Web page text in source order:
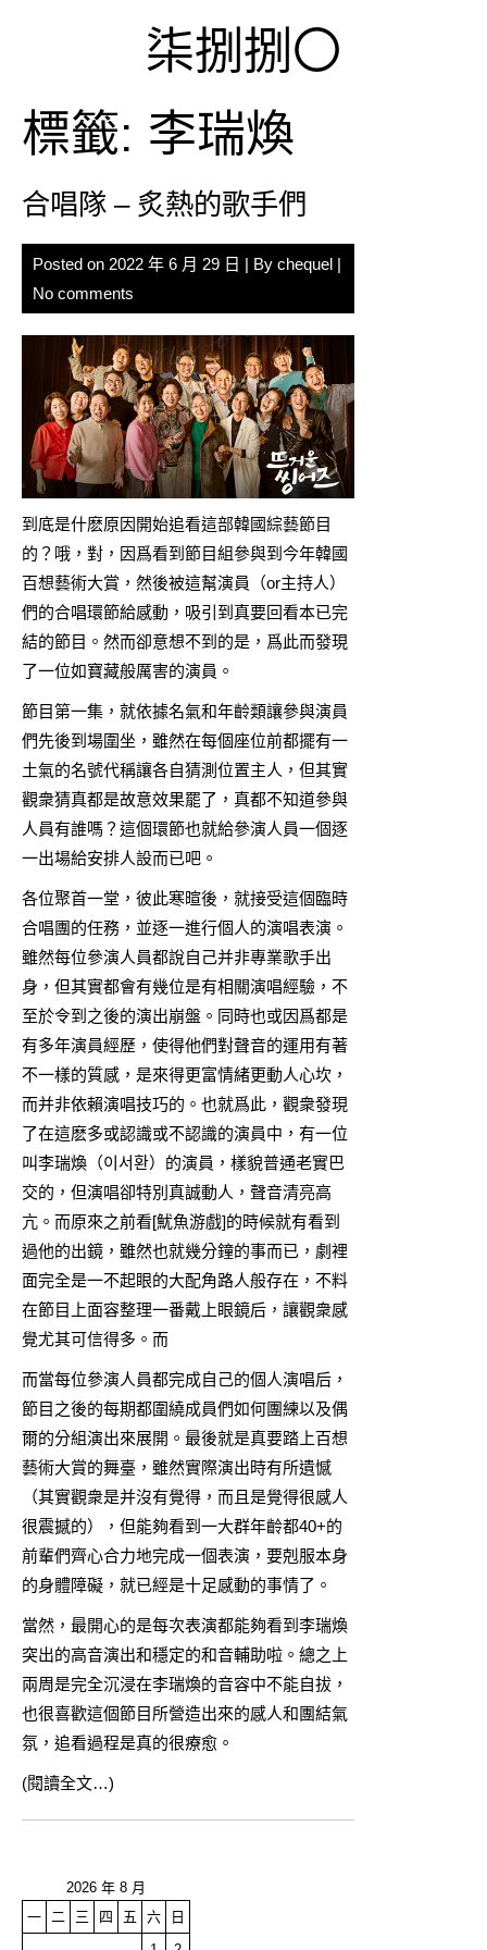
柒捌捌〇
標籤: 李瑞煥
合唱隊 – 炙熱的歌手們
Posted on 2022 年 6 月 29 日 | By chequel |
No comments
到底是什麽原因開始追看這部韓國綜藝節目
的？哦，對，因爲看到節目組參與到今年韓國
百想藝術大賞，然後被這幫演員（or主持人）
們的合唱環節給感動，吸引到真要回看本已完
結的節目。然而卻意想不到的是，爲此而發現
了一位如寶藏般厲害的演員。
節目第一集，就依據名氣和年齡類讓參與演員
們先後到場圍坐，雖然在每個座位前都擺有一
土氣的名號代稱讓各自猜測位置主人，但其實
觀衆猜真都是故意效果罷了，真都不知道參與
人員有誰嗎？這個環節也就給參演人員一個逐
一出場給安排人設而已吧。
各位聚首一堂，彼此寒暄後，就接受這個臨時
合唱團的任務，並逐一進行個人的演唱表演。
雖然每位參演人員都說自己并非專業歌手出
身，但其實都會有幾位是有相關演唱經驗，不
至於令到之後的演出崩盤。同時也或因爲都是
有多年演員經歷，使得他們對聲音的運用有著
不一樣的質感，是來得更富情緒更動人心坎，
而并非依賴演唱技巧的。也就爲此，觀衆發現
了在這麽多或認識或不認識的演員中，有一位
叫李瑞煥（이서환）的演員，樣貌普通老實巴
交的，但演唱卻特別真誠動人，聲音清亮高
亢。而原來之前看[魷魚游戲]的時候就有看到
過他的出鏡，雖然也就幾分鐘的事而已，劇裡
面完全是一不起眼的大配角路人般存在，不料
在節目上面容整理一番戴上眼鏡后，讓觀衆感
覺尤其可信得多。而
而當每位參演人員都完成自己的個人演唱后，
節目之後的每期都圍繞成員們如何團練以及偶
爾的分組演出來展開。最後就是真要踏上百想
藝術大賞的舞臺，雖然實際演出時有所遺憾
（其實觀衆是并沒有覺得，而且是覺得很感人
很震撼的），但能夠看到一大群年齡都40+的
前輩們齊心合力地完成一個表演，要剋服本身
的身體障礙，就已經是十足感動的事情了。
當然，最開心的是每次表演都能夠看到李瑞煥
突出的高音演出和穩定的和音輔助啦。總之上
兩周是完全沉浸在李瑞煥的音容中不能自拔，
也很喜歡這個節目所營造出來的感人和團結氣
氛，追看過程是真的很療愈。
(閱讀全文…)
2026 年 8 月
一 二 三 四 五 六
日